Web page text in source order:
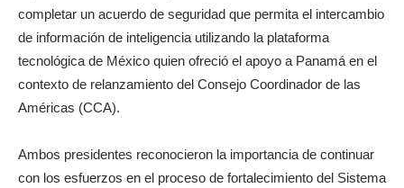
completar un acuerdo de seguridad que permita el intercambio
de información de inteligencia utilizando la plataforma
tecnológica de México quien ofreció el apoyo a Panamá en el
contexto de relanzamiento del Consejo Coordinador de las
Américas (CCA).
Ambos presidentes reconocieron la importancia de continuar
con los esfuerzos en el proceso de fortalecimiento del Sistema